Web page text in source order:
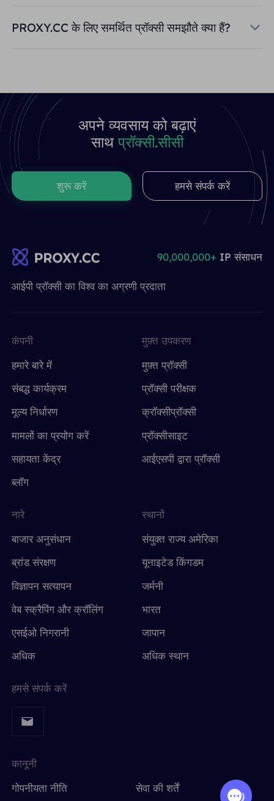
PROXY.CC के लिए समर्थित प्रॉक्सी समझौते क्या हैं?
अपने व्यवसाय को बढ़ाएं
साथप्रॉक्सी.सीसी
शुरू करें हमसे संपर्क करें
आईपी ​​प्रॉक्सी का विश्व का अग्रणी प्रदाता
90,000,000+ IP संसाधन
कंपनी
हमारे बारे में
संबद्ध कार्यक्रम
मूल्य निर्धारण
मामलों का प्रयोग करें
सहायता केंद्र
ब्लॉग
मुफ़्त उपकरण
मुफ़्त प्रॉक्सी
प्रॉक्सी परीक्षक
क्रॉक्सीप्रॉक्सी
प्रॉक्सीसाइट
आईएसपी द्वारा प्रॉक्सी
नारे
बाजार अनुसंधान
ब्रांड संरक्षण
विज्ञापन सत्यापन
वेब स्क्रैपिंग और क्रॉलिंग
एसईओ निगरानी
अधिक
स्थानों
संयुक्त राज्य अमेरिका
यूनाइटेड किंगडम
जर्मनी
भारत
जापान
अधिक स्थान
हमसे संपर्क करें
कानूनी
गोपनीयता नीति
सेवा की शर्तें